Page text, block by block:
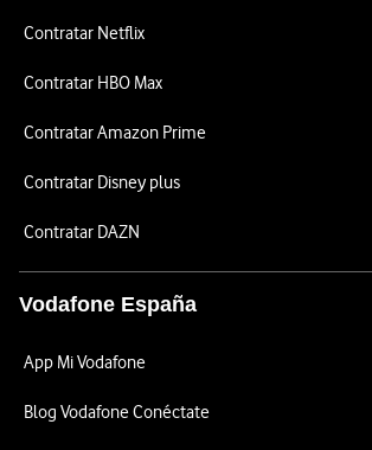
Contratar Netflix
Contratar HBO Max
Contratar Amazon Prime
Contratar Disney plus
Contratar DAZN
Vodafone España
App Mi Vodafone
Blog Vodafone Conéctate